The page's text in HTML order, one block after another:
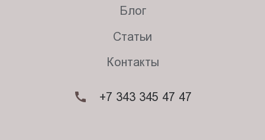
Блог
Статьи
Контакты
+7 343 345 47 47